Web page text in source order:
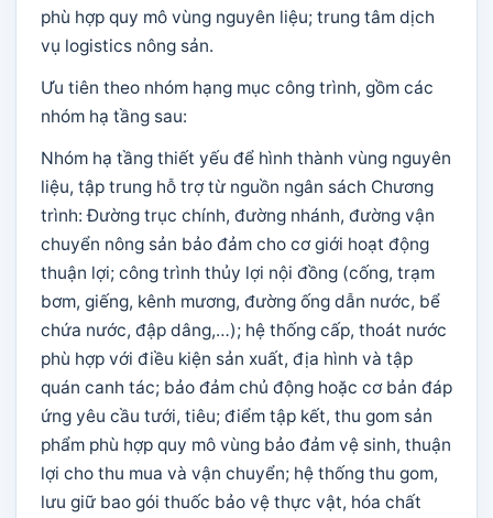
phù hợp quy mô vùng nguyên liệu; trung tâm dịch
vụ logistics nông sản.
Ưu tiên theo nhóm hạng mục công trình, gồm các
nhóm hạ tầng sau:
Nhóm hạ tầng thiết yếu để hình thành vùng nguyên
liệu, tập trung hỗ trợ từ nguồn ngân sách Chương
trình: Đường trục chính, đường nhánh, đường vận
chuyển nông sản bảo đảm cho cơ giới hoạt động
thuận lợi; công trình thủy lợi nội đồng (cống, trạm
bơm, giếng, kênh mương, đường ống dẫn nước, bể
chứa nước, đập dâng,…); hệ thống cấp, thoát nước
phù hợp với điều kiện sản xuất, địa hình và tập
quán canh tác; bảo đảm chủ động hoặc cơ bản đáp
ứng yêu cầu tưới, tiêu; điểm tập kết, thu gom sản
phẩm phù hợp quy mô vùng bảo đảm vệ sinh, thuận
lợi cho thu mua và vận chuyển; hệ thống thu gom,
lưu giữ bao gói thuốc bảo vệ thực vật, hóa chất